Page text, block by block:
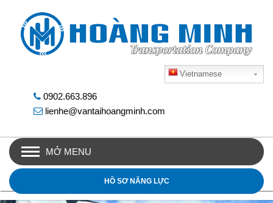
Vietnamese
0902.663.896
lienhe@vantaihoangminh.com
MỞ MENU
HỒ SƠ NĂNG LỰC